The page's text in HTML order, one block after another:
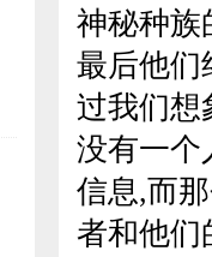
神秘种族
最后他们
过我们想
没有一个
信息,而
者和他们